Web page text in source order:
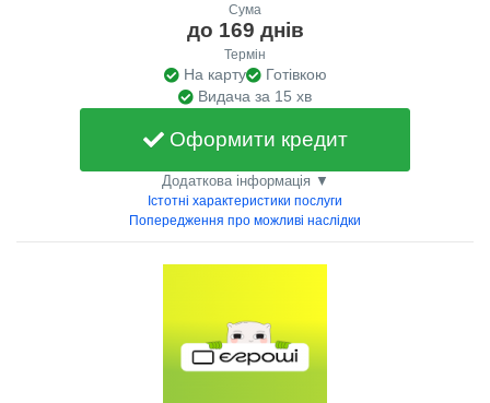
Сума
до 169 днів
Термін
На карту
Готівкою
Видача за 15 хв
Оформити кредит
Додаткова інформація ▼
Істотні характеристики послуги
Попередження про можливі наслідки